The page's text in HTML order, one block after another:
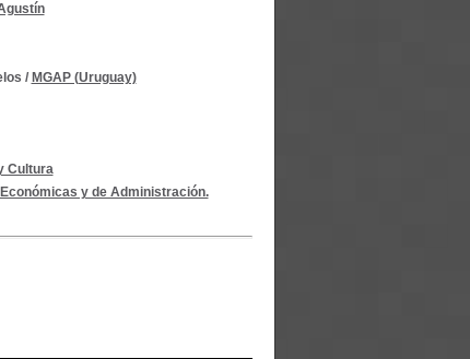
/ MGAP (Uruguay)
Cultura
y de Administración.